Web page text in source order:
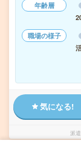
年齢層
職場の様子
気になる!
派